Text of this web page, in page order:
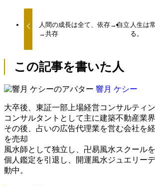
人間の成長は全て、依存→自立
→共存
人生は
る。
この記事を書いた人
響月 ケシー
大卒後、東証一部上場経営コンサルティ
コンサルタントとして主に建築不動産業界
その後、占いの広告代理業を営む会社を
を売却
風水師として独立し、卍易風水スクール
個人鑑定を引退し、開運風水ジュエリー
動中。